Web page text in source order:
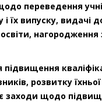
переведення
і їх випуску, видачі
нагородження
розвитку
заходи щодо